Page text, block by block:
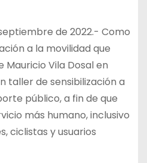
de 2022.- Como
a la movilidad que
Mauricio Vila Dosal en
taller de sensibilización a
público, a fin de que
más humano, inclusivo
ciclistas y usuarios